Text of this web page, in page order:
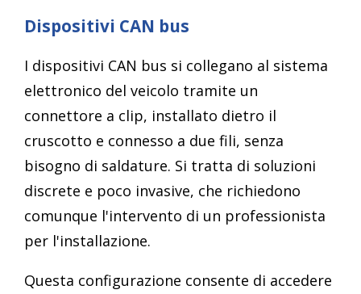
Dispositivi CAN bus
I dispositivi CAN bus si collegano al sistema
elettronico del veicolo tramite un
connettore a clip, installato dietro il
cruscotto e connesso a due fili, senza
bisogno di saldature. Si tratta di soluzioni
discrete e poco invasive, che richiedono
comunque l'intervento di un professionista
per l'installazione.
Questa configurazione consente di accedere